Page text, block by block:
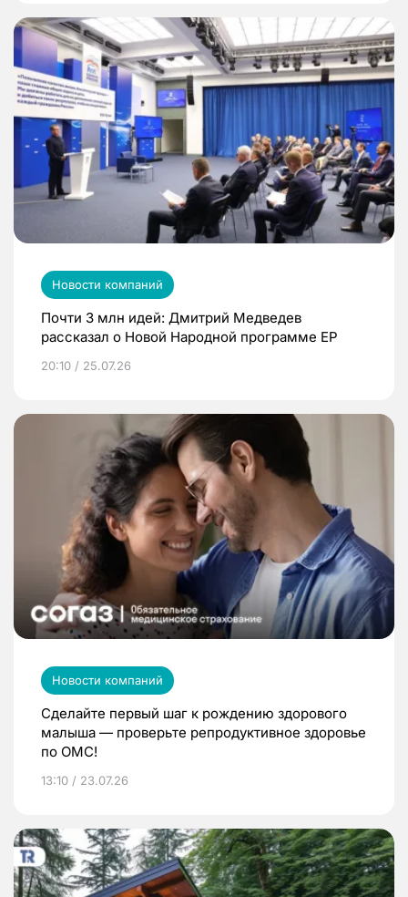
Новости компаний
Почти 3 млн идей: Дмитрий Медведев
рассказал о Новой Народной программе ЕР
20:10 / 25.07.26
Новости компаний
Сделайте первый шаг к рождению здорового
малыша — проверьте репродуктивное здоровье
по ОМС!
13:10 / 23.07.26